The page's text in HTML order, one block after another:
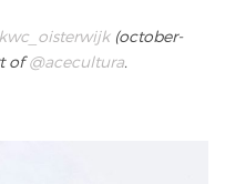
(october-
of@acecultura.